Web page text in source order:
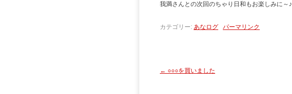
我満さんとの次回のちゃり日和もお楽しみに～♪
カテゴリー: あなログ パーマリンク
← ○○○を買いました